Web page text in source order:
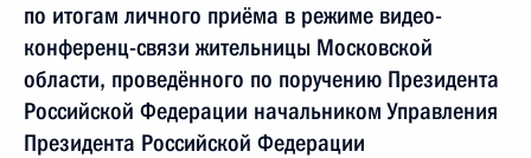
по итогам личного приёма в режиме видео-
конференц-связи жительницы Московской
области, проведённого по поручению Президента
Российской Федерации начальником Управления
Президента Российской Федерации